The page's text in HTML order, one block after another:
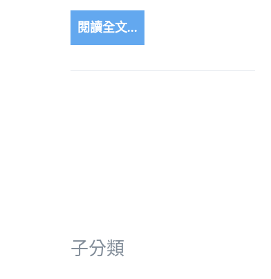
閱讀全文...
子分類